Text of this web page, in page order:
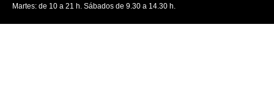
Martes: de 10 a 21 h. Sábados de 9.30 a 14.30 h.